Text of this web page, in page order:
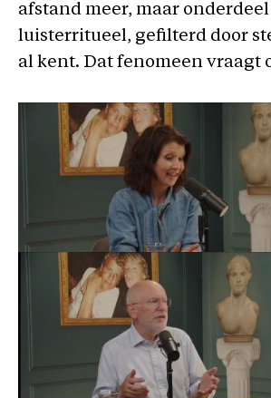
afstand meer, maar onderdeel
luisterritueel, gefilterd door
al kent. Dat fenomeen vraagt